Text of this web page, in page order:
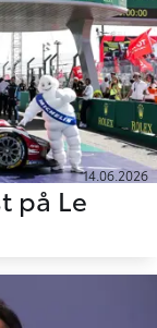
14.06.2026
på Le